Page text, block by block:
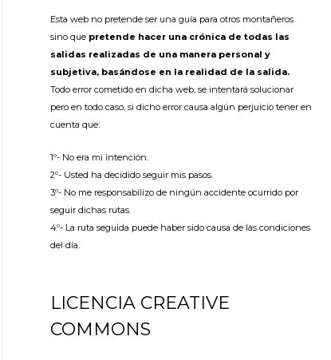
Esta web no pretende ser una guía para otros montañeros
sino que pretende hacer una crónica de todas las
salidas realizadas de una manera personal y
subjetiva, basándose en la realidad de la salida.
Todo error cometido en dicha web, se intentará solucionar
pero en todo caso, si dicho error causa algún perjuicio tener en
cuenta que:
1º- No era mi intención.
2º- Usted ha decidido seguir mis pasos.
3º- No me responsabilizo de ningún accidente ocurrido por
seguir dichas rutas.
4º- La ruta seguida puede haber sido causa de las condiciones
del día.
LICENCIA CREATIVE
COMMONS